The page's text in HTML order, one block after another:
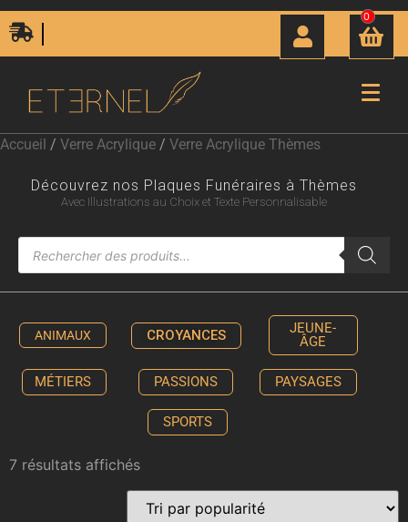
0
Accueil / Verre Acrylique / Verre Acrylique Thèmes
Découvrez nos Plaques Funéraires à Thèmes
Avec Illustrations au Choix et Texte Personnalisable
ANIMAUX CROYANCES
JEUNE-
ÂGE
MÉTIERS PASSIONS PAYSAGES
SPORTS
7 résultats affichés